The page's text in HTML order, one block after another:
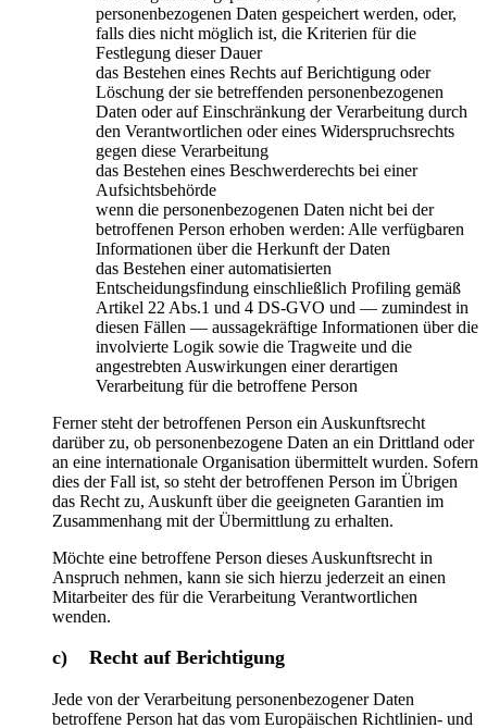
personenbezogenen Daten gespeichert werden, oder,
falls dies nicht möglich ist, die Kriterien für die
Festlegung dieser Dauer
das Bestehen eines Rechts auf Berichtigung oder
Löschung der sie betreffenden personenbezogenen
Daten oder auf Einschränkung der Verarbeitung durch
den Verantwortlichen oder eines Widerspruchsrechts
gegen diese Verarbeitung
das Bestehen eines Beschwerderechts bei einer
Aufsichtsbehörde
wenn die personenbezogenen Daten nicht bei der
betroffenen Person erhoben werden: Alle verfügbaren
Informationen über die Herkunft der Daten
das Bestehen einer automatisierten
Entscheidungsfindung einschließlich Profiling gemäß
Artikel 22 Abs.1 und 4 DS-GVO und — zumindest in
diesen Fällen — aussagekräftige Informationen über die
involvierte Logik sowie die Tragweite und die
angestrebten Auswirkungen einer derartigen
Verarbeitung für die betroffene Person
Ferner steht der betroffenen Person ein Auskunftsrecht
darüber zu, ob personenbezogene Daten an ein Drittland oder
an eine internationale Organisation übermittelt wurden. Sofern
dies der Fall ist, so steht der betroffenen Person im Übrigen
das Recht zu, Auskunft über die geeigneten Garantien im
Zusammenhang mit der Übermittlung zu erhalten.
Möchte eine betroffene Person dieses Auskunftsrecht in
Anspruch nehmen, kann sie sich hierzu jederzeit an einen
Mitarbeiter des für die Verarbeitung Verantwortlichen
wenden.
c) Recht auf Berichtigung
Jede von der Verarbeitung personenbezogener Daten
betroffene Person hat das vom Europäischen Richtlinien- und